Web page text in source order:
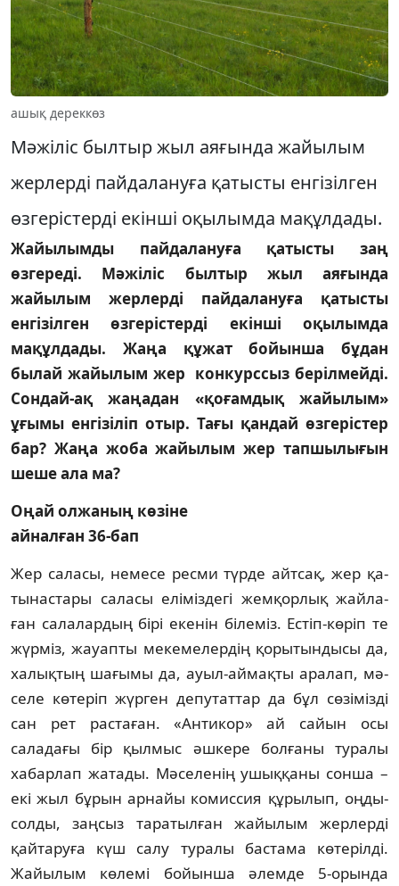
ашық дереккөз
Мәжіліс былтыр жыл аяғында жайылым
жерлерді пайдалануға қатысты енгізілген
өзгерістерді екінші оқылымда мақұлдады.
Жайылымды пайдалануға қатысты заң
өзгереді. Мәжіліс былтыр жыл аяғында
жайылым жерлерді пайдалануға қатысты
енгізілген өзгерістерді екінші оқылымда
мақұлдады. Жаңа құжат бойынша бұдан
былай жайылым жер конкурссыз берілмейді.
Сондай-ақ жаңадан «қоғамдық жайылым»
ұғымы енгізіліп отыр. Тағы қандай өзгерістер
бар? Жаңа жоба жайылым жер тапшылығын
шеше ала ма?
Оңай олжаның көзіне
айналған 36-бап
Жер саласы, немесе ресми түрде айтсақ, жер қа­­
тынастары саласы еліміздегі жемқорлық жай­ла­
ған салалардың бірі екенін білеміз. Естіп-көріп те
жүрміз, жауапты мекемелердің қорытындысы да,
х­а­лықтың шағымы да, ауыл-аймақты аралап, мә­
се­ле көтеріп жүрген депутаттар да бұл сөзімізді
сан рет растаған. «Антикор» ай сайын осы
саладағы бір қылмыс әшкере болғаны туралы
хабарлап жа­та­ды. Мәселенің ушыққаны сонша –
екі жыл бұ­рын арнайы комиссия құрылып, оңды-
солды, заңсыз тара­тылған жайылым жерлерді
қайтаруға күш салу ту­ралы бастама көтерілді.
Жайылым көлемі бойын­ша әлемде 5-орында